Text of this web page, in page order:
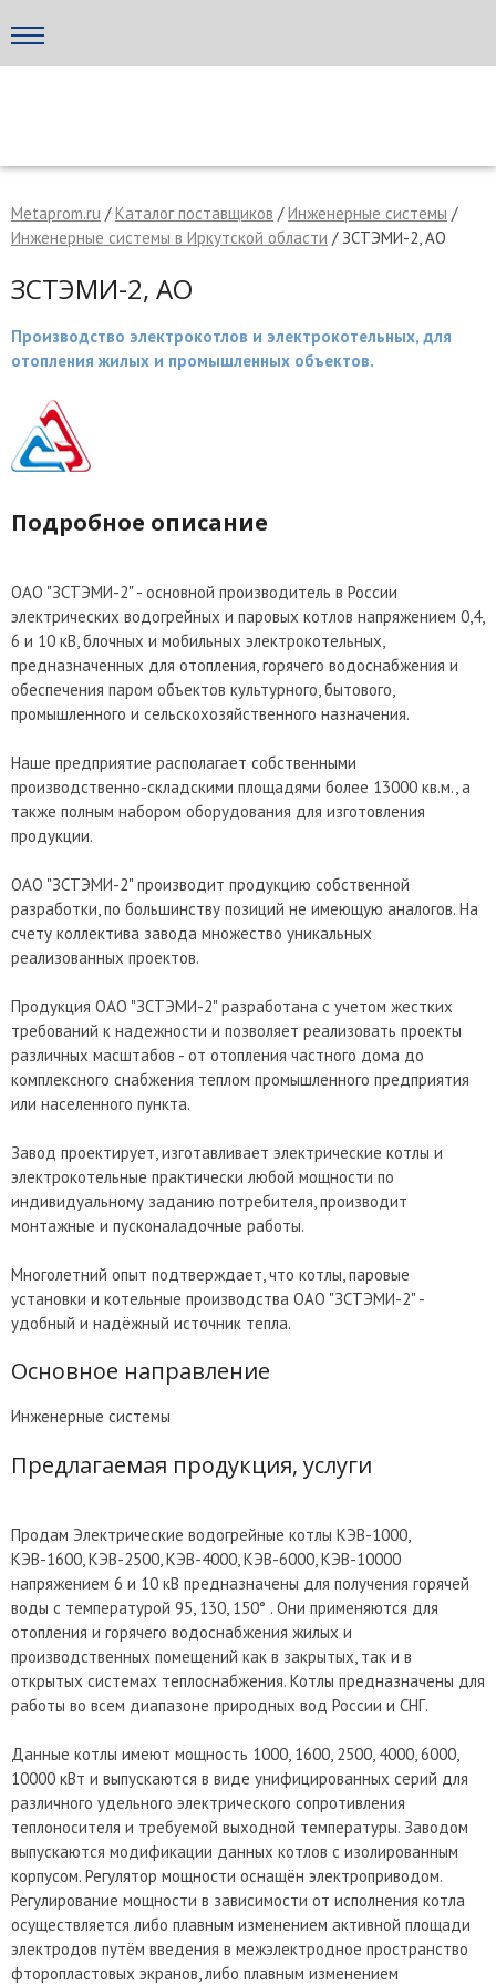
МЕТАПРОМ - российский торгово-промышленный портал
Написать поставщику
Отмена
Metaprom.ru /Каталог поставщиков /Инженерные системы /
Инженерные системы в Иркутской области / ЗСТЭМИ-2, АО
ЗСТЭМИ-2, АО
Производство электрокотлов и электрокотельных, для
отопления жилых и промышленных объектов.
Подробное описание
ОАО "ЗСТЭМИ-2" - основной производитель в России
электрических водогрейных и паровых котлов напряжением 0,4,
6 и 10 кВ, блочных и мобильных электрокотельных,
предназначенных для отопления, горячего водоснабжения и
обеспечения паром объектов культурного, бытового,
промышленного и сельскохозяйственного назначения.
Наше предприятие располагает собственными
производственно-складскими площадями более 13000 кв.м., а
также полным набором оборудования для изготовления
продукции.
ОАО "ЗСТЭМИ-2" производит продукцию собственной
разработки, по большинству позиций не имеющую аналогов. На
счету коллектива завода множество уникальных
реализованных проектов.
Продукция ОАО "ЗСТЭМИ-2" разработана с учетом жестких
требований к надежности и позволяет реализовать проекты
различных масштабов - от отопления частного дома до
комплексного снабжения теплом промышленного предприятия
или населенного пункта.
Завод проектирует, изготавливает электрические котлы и
электрокотельные практически любой мощности по
индивидуальному заданию потребителя, производит
монтажные и пусконаладочные работы.
Многолетний опыт подтверждает, что котлы, паровые
установки и котельные производства ОАО "ЗСТЭМИ-2" -
удобный и надёжный источник тепла.
Основное направление
Инженерные системы
Предлагаемая продукция, услуги
Продам Электрические водогрейные котлы КЭВ-1000,
КЭВ-1600, КЭВ-2500, КЭВ-4000, КЭВ-6000, КЭВ-10000
напряжением 6 и 10 кВ предназначены для получения горячей
воды с температурой 95, 130, 150° . Они применяются для
отопления и горячего водоснабжения жилых и
производственных помещений как в закрытых, так и в
открытых системах теплоснабжения. Котлы предназначены для
работы во всем диапазоне природных вод России и СНГ.
Данные котлы имеют мощность 1000, 1600, 2500, 4000, 6000,
10000 кВт и выпускаются в виде унифицированных серий для
различного удельного электрического сопротивления
теплоносителя и требуемой выходной температуры. Заводом
выпускаются модификации данных котлов с изолированным
корпусом. Регулятор мощности оснащён электроприводом.
Регулирование мощности в зависимости от исполнения котла
осуществляется либо плавным изменением активной площади
электродов путём введения в межэлектродное пространство
фторопластовых экранов, либо плавным изменением